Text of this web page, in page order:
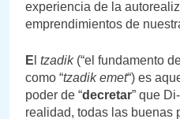
experiencia de la
emprendimientos de
E tzadik (“el fundamento
como “tzadik emet“) es
poder de “decretar” que
realidad, todas las buenas